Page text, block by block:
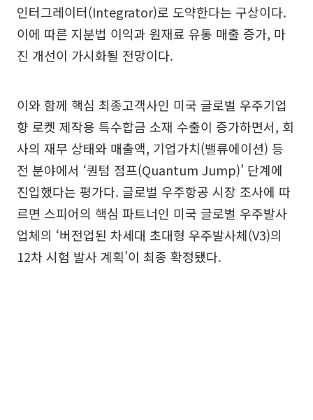
인터그레이터(Integrator)로 도약한다는 구상이다.
이에 따른 지분법 이익과 원재료 유통 매출 증가, 마
진 개선이 가시화될 전망이다.
이와 함께 핵심 최종고객사인 미국 글로벌 우주기업
향 로켓 제작용 특수합금 소재 수출이 증가하면서, 회
사의 재무 상태와 매출액, 기업가치(밸류에이션) 등
전 분야에서 ‘퀀텀 점프(Quantum Jump)’ 단계에
진입했다는 평가다. 글로벌 우주항공 시장 조사에 따
르면 스피어의 핵심 파트너인 미국 글로벌 우주발사
업체의 ‘버전업된 차세대 초대형 우주발사체(V3)의
12차 시험 발사 계획’이 최종 확정됐다.